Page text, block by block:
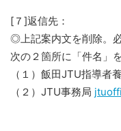
[７]返信先：
◎上記案内文を削除。
次の２箇所に「件名」
（１）飯田JTU指導者
（２）JTU事務局